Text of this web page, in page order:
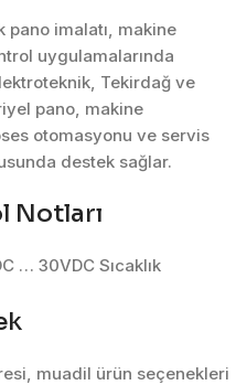
imalatı, makine
uygulamalarında
Tekirdağ ve
pano, makine
otomasyonu ve servis
destek sağlar.
Notları
… 30VDC Sıcaklık
muadil ürün seçenekleri